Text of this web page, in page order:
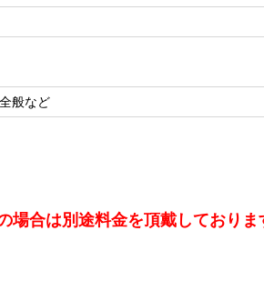
般など
合は別途料金を頂戴しておりま